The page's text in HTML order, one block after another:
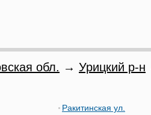
обл. → Урицкий р-н
Ракитинская ул.